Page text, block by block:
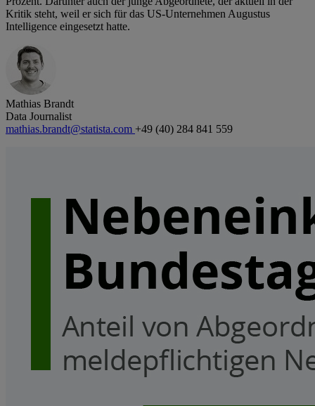
Kritik steht, weil er sich für das US-Unternehmen Augustus
Intelligence eingesetzt hatte.
Mathias Brandt
Data Journalist
mathias.brandt@statista.com +49 (40) 284 841 559